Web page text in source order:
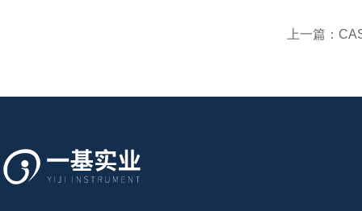
上一篇：